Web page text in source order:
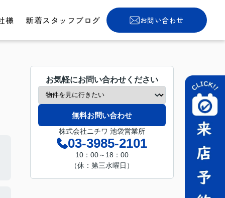
様 新着スタッフブログ お問い合わせ
お気軽にお問い合わせください
無料お問い合わせ
株式会社ニチワ 池袋営業所
03-3985-2101
10：00～18：00
（休：第三水曜日）